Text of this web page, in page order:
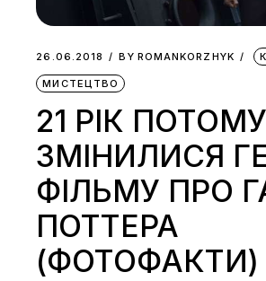
26.06.2018 BY ROMANKORZHYK
МИСТЕЦТВО
21 РІК
ЗМІНИЛИСЯ
ФІЛЬМУ ПРО
ПОТТЕРА
(ФОТОФАКТИ)